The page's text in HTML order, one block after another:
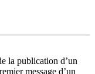
la publication d’un
message d’un